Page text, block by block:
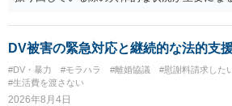
過失でも該当するでしょう。 因果関係（刑
ては，数週間経過している点も問題になるか
も，ご心配であるならば，お近くの弁護士の
と思います。
DV被害の緊急対応と継続的な法的支
#DV・暴力 #モラハラ #離婚協議 #慰謝料請求した
#生活費を渡さない
2026年8月4日